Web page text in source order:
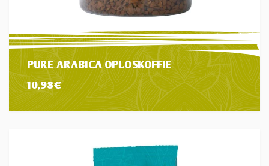
PURE ARABICA OPLOSKOFFIE
10,98€